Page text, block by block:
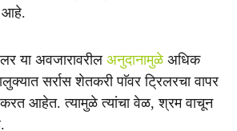
आहे.
या अवजारावरील अनुदानामुळे अधिक
सर्रास शेतकरी पाॅवर ट्रिलरचा वापर
आहेत. त्यामुळे त्यांचा वेळ, श्रम वाचून